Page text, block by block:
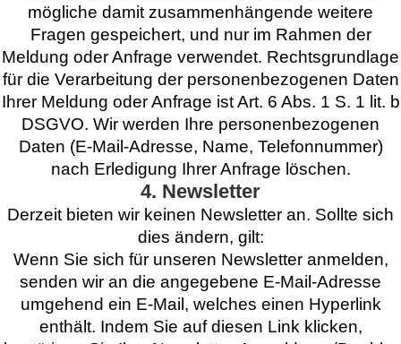
mögliche damit zusammenhängende weitere
Fragen gespeichert, und nur im Rahmen der
Meldung oder Anfrage verwendet. Rechtsgrundlage
für die Verarbeitung der personenbezogenen Daten
Ihrer Meldung oder Anfrage ist Art. 6 Abs. 1 S. 1 lit. b
DSGVO. Wir werden Ihre personenbezogenen
Daten (E-Mail-Adresse, Name, Telefonnummer)
nach Erledigung Ihrer Anfrage löschen.
4. Newsletter
Derzeit bieten wir keinen Newsletter an. Sollte sich
dies ändern, gilt:
Wenn Sie sich für unseren Newsletter anmelden,
senden wir an die angegebene E-Mail-Adresse
umgehend ein E-Mail, welches einen Hyperlink
enthält. Indem Sie auf diesen Link klicken,